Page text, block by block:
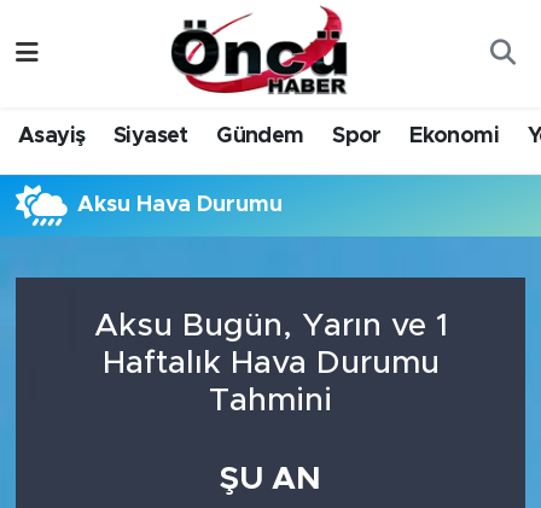
Asayiş Siyaset Gündem Spor Ekonomi
Aksu Hava Durumu
Aksu Bugün, Yarın ve 1
Haftalık Hava Durumu
Tahmini
ŞU AN
Gündem
Sağlık & Çevre
Spor
Siyaset
Düzce Nöbetçi Eczaneler
Düzce Hava Durumu
Düzce Namaz Vakitleri
Düzce Trafik Yoğunluk Haritası
Süper Lig Puan Durumu ve Fikstür
Tüm Manşetler